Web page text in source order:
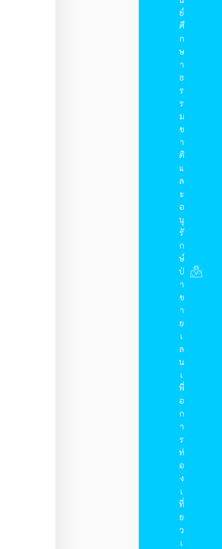
ย์
ศึ
ก
ษ
า
ธ
ร
ร
ม
ช
า
ติ
แ
ล
ะ
อ
นุ
รั
ก
ษ์
ป่
า
ช
า
ย
เ
ล
น
เ
พื่
อ
ก
า
ร
ท่
อ
ง
เ
ที่
ย
ว
เ